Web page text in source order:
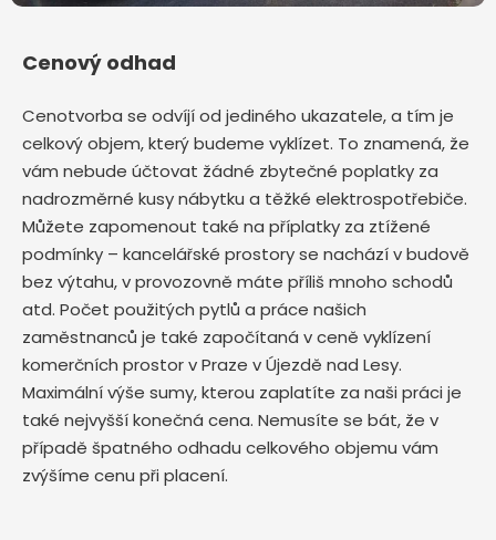
Cenový odhad
Cenotvorba se odvíjí od jediného ukazatele, a tím je
celkový objem, který budeme vyklízet. To znamená, že
vám nebude účtovat žádné zbytečné poplatky za
nadrozměrné kusy nábytku a těžké elektrospotřebiče.
Můžete zapomenout také na příplatky za ztížené
podmínky – kancelářské prostory se nachází v budově
bez výtahu, v provozovně máte příliš mnoho schodů
atd. Počet použitých pytlů a práce našich
zaměstnanců je také započítaná v ceně vyklízení
komerčních prostor v Praze v Újezdě nad Lesy.
Maximální výše sumy, kterou zaplatíte za naši práci je
také nejvyšší konečná cena. Nemusíte se bát, že v
případě špatného odhadu celkového objemu vám
zvýšíme cenu při placení.